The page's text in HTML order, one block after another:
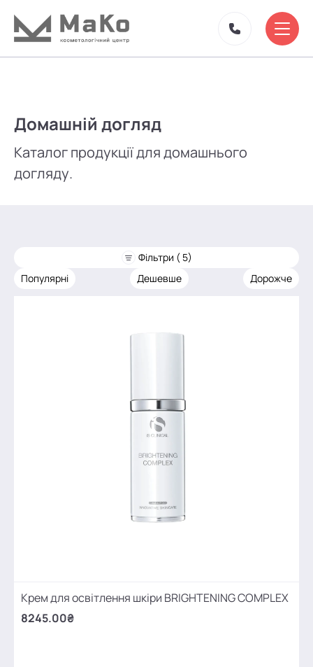
Домашній догляд
Каталог продукції для домашнього
догляду.
Фільтри ( 5)
Популярні
Дешевше Дорожче
Крем для освітлення шкіри BRIGHTENING COMPLEX
8245.00₴